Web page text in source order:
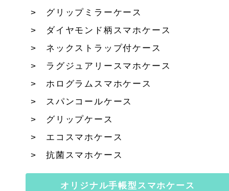
グリップミラーケース
ダイヤモンド柄スマホケース
ネックストラップ付ケース
ラグジュアリースマホケース
ホログラムスマホケース
スパンコールケース
グリップケース
エコスマホケース
抗菌スマホケース
オリジナル手帳型スマホケース